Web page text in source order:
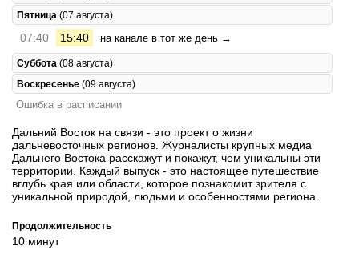
Пятница (07 августа)
07:40 15:40 на канале в тот же день →
Суббота (08 августа)
Воскресенье (09 августа)
Ошибка в расписании
Дальний Восток на связи - это проект о жизни
дальневосточных регионов. Журналисты крупных медиа
Дальнего Востока расскажут и покажут, чем уникальны эти
территории. Каждый выпуск - это настоящее путешествие
вглубь края или области, которое познакомит зрителя с
уникальной природой, людьми и особенностями региона.
Продолжительность
10 минут